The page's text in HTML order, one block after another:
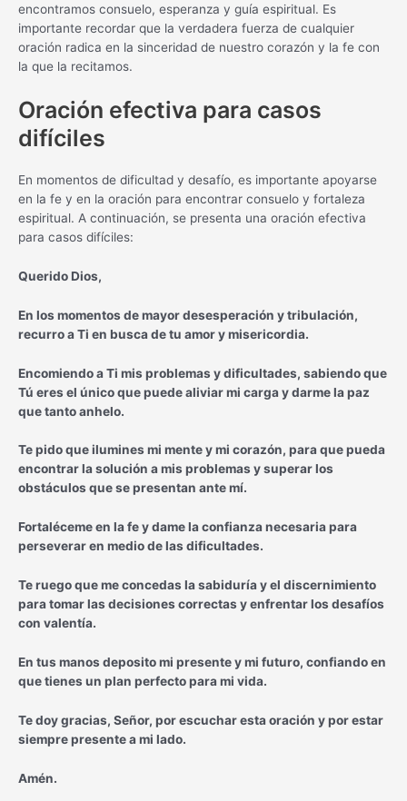
encontramos consuelo, esperanza y guía espiritual. Es
importante recordar que la verdadera fuerza de cualquier
oración radica en la sinceridad de nuestro corazón y la fe con
la que la recitamos.
Oración efectiva para casos
difíciles
En momentos de dificultad y desafío, es importante apoyarse
en la fe y en la oración para encontrar consuelo y fortaleza
espiritual. A continuación, se presenta una oración efectiva
para casos difíciles:
Querido Dios,
En los momentos de mayor desesperación y tribulación,
recurro a Ti en busca de tu amor y misericordia.
Encomiendo a Ti mis problemas y dificultades, sabiendo que
Tú eres el único que puede aliviar mi carga y darme la paz
que tanto anhelo.
Te pido que ilumines mi mente y mi corazón, para que pueda
encontrar la solución a mis problemas y superar los
obstáculos que se presentan ante mí.
Fortaléceme en la fe y dame la confianza necesaria para
perseverar en medio de las dificultades.
Te ruego que me concedas la sabiduría y el discernimiento
para tomar las decisiones correctas y enfrentar los desafíos
con valentía.
En tus manos deposito mi presente y mi futuro, confiando en
que tienes un plan perfecto para mi vida.
Te doy gracias, Señor, por escuchar esta oración y por estar
siempre presente a mi lado.
Amén.